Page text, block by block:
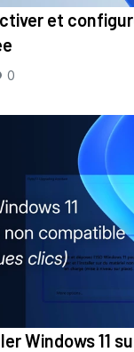
et
0
Windows 11